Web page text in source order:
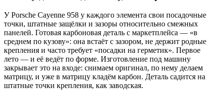
У Porsche Cayenne 958 у каждого элемента свои посадочные
точки, штатные защёлки и зазоры относительно смежных
панелей. Готовая карбоновая деталь с маркетплейса — «в
среднем по кузову»: она встаёт с зазором, не держит родные
крепления и часто требует «посадки на герметик». Первое
лето — и её ведёт по форме. Изготовление под машину
закрывает это на входе: снимаем оригинал, по нему делаем
матрицу, и уже в матрицу кладём карбон. Деталь садится на
штатные точки крепления, как заводская.